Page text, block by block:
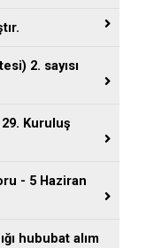
2. sayısı
Kuruluş
- 5 Haziran
hububat alım